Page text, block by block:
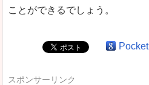
ことができるでしょう。
Pocket
スポンサーリンク